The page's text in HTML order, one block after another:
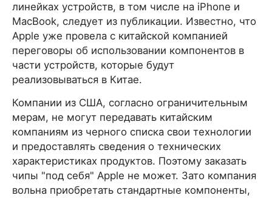
линейках устройств, в том числе на iPhone и
MacBook, следует из публикации. Известно, что
Apple уже провела с китайской компанией
переговоры об использовании компонентов в
части устройств, которые будут
реализовываться в Китае.
Компании из США, согласно ограничительным
мерам, не могут передавать китайским
компаниям из черного списка свои технологии
и предоставлять сведения о технических
характеристиках продуктов. Поэтому заказать
чипы "под себя" Apple не может. Зато компания
вольна приобретать стандартные компоненты,